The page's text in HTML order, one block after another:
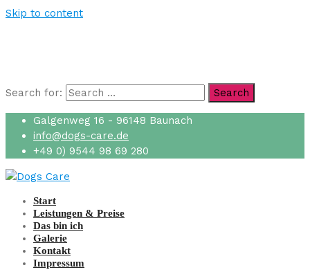
Skip to content
Search for: Search
Galgenweg 16 - 96148 Baunach
info@dogs-care.de
+49 0) 9544 98 69 280
Start
Leistungen & Preise
Das bin ich
Galerie
Kontakt
Impressum